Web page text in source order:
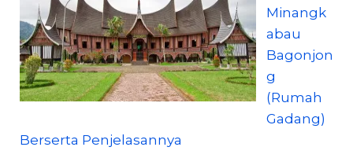
Minangk
abau
Bagonjon
g
(Rumah
Gadang)
Berserta Penjelasannya